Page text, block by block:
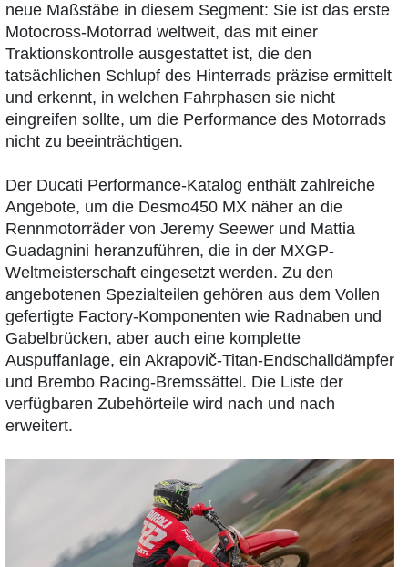
neue Maßstäbe in diesem Segment: Sie ist das erste
Motocross-Motorrad weltweit, das mit einer
Traktionskontrolle ausgestattet ist, die den
tatsächlichen Schlupf des Hinterrads präzise ermittelt
und erkennt, in welchen Fahrphasen sie nicht
eingreifen sollte, um die Performance des Motorrads
nicht zu beeinträchtigen.
Der Ducati Performance-Katalog enthält zahlreiche
Angebote, um die Desmo450 MX näher an die
Rennmotorräder von Jeremy Seewer und Mattia
Guadagnini heranzuführen, die in der MXGP-
Weltmeisterschaft eingesetzt werden. Zu den
angebotenen Spezialteilen gehören aus dem Vollen
gefertigte Factory-Komponenten wie Radnaben und
Gabelbrücken, aber auch eine komplette
Auspuffanlage, ein Akrapovič-Titan-Endschalldämpfer
und Brembo Racing-Bremssättel. Die Liste der
verfügbaren Zubehörteile wird nach und nach
erweitert.